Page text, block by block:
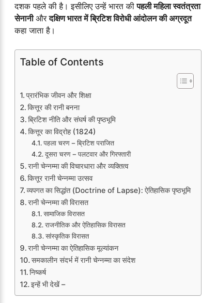
दशक पहले की है। इसीलिए उन्हें भारत कीपहली महिला स्वतंत्रता
सेनानीऔरदक्षिण भारत में ब्रिटिश विरोधी आंदोलन की अग्रदूत
कहा जाता है।
Table of Contents
प्रारंभिक जीवन और शिक्षा
कित्तूर की रानी बनना
ब्रिटिश नीति और संघर्ष की पृष्ठभूमि
कित्तूर का विद्रोह (1824)
पहला चरण – ब्रिटिश पराजित
दूसरा चरण – पलटवार और गिरफ्तारी
रानी चेन्नम्मा की विचारधारा और व्यक्तित्व
कित्तूर रानी चेन्नम्मा उत्सव
व्यपगत का सिद्धांत (Doctrine of Lapse): ऐतिहासिक पृष्ठभूमि
रानी चेन्नम्मा की विरासत
सामाजिक विरासत
राजनीतिक और ऐतिहासिक विरासत
सांस्कृतिक विरासत
रानी चेन्नम्मा का ऐतिहासिक मूल्यांकन
समकालीन संदर्भ में रानी चेन्नम्मा का संदेश
निष्कर्ष
इन्हें भी देखें –